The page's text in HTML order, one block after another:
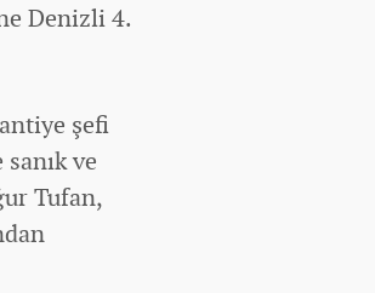
Denizli 4.
şefi
ve
Tufan,